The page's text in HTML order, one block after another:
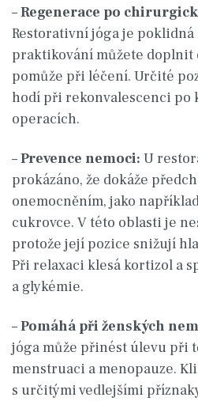
–Regenerace po
Restorativní jóga je
praktikování můžete doplnit
pomůže při léčení. Určité
hodí při rekonvalescenci po
operacích.
–Prevence nemoci: U
prokázáno, že dokáže
onemocněním, jako
cukrovce. V této oblasti je
protože její pozice snižují
Při relaxaci klesá kortizol a
a glykémie.
–Pomáhá při ženských
jóga může přinést úlevu při
menstruaci a menopauze.
s určitými vedlejšími